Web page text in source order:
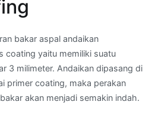
bakar aspal andaikan
coating yaitu memiliki suatu
3 milimeter. Andaikan dipasang di
primer coating, maka perakan
akan menjadi semakin indah.